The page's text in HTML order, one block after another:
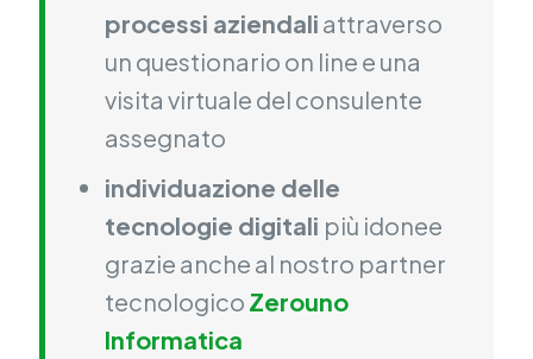
processi aziendali attraverso
un questionario on line e una
visita virtuale del consulente
assegnato
individuazione delle
tecnologie digitali più idonee
grazie anche al nostro partner
tecnologico Zerouno
Informatica